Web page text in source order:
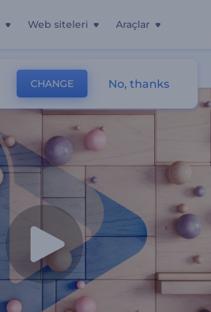
Web siteleri Araçlar
CHANGE No, thanks